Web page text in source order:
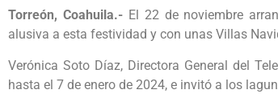
Torreón, Coahuila.-El 22 de noviembre
alusiva a esta festividad y con unas Villas
Verónica Soto Díaz, Directora General del
hasta el 7 de enero de 2024, e invitó a los